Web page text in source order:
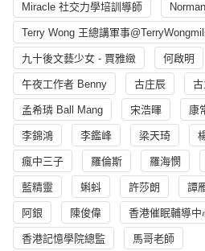
Miracle 社交力學培訓導師 Norman
Terry Wong 王總講軍事
九十後文藝少女 - 賈雅緻 何啟明
午夜工作者 Benny 古庄辰 古
孟希璘 Ball Mang 宋浩暉 康
李錦鴻 李鑑峰 梁天琦
瘋中三子 羅倫斯 羅海憫
藍精靈 蝌蚪 許莎朗 譚
阿銀 陳俊偉 香港催眠輔導
香港記憶學院總監 馬哥老師